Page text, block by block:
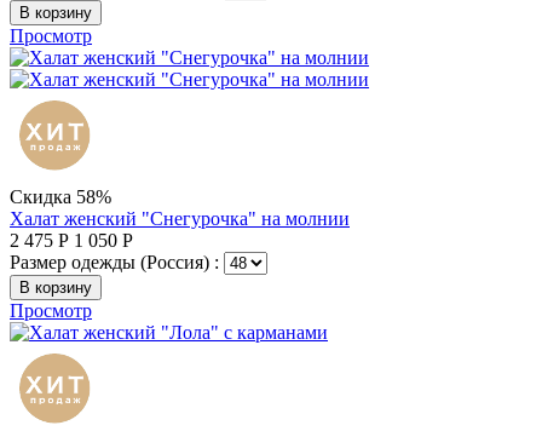
В корзину
Просмотр
Скидка 58%
Халат женский "Снегурочка" на молнии
2 475 Р 1 050 Р
Размер одежды (Россия) :
В корзину
Просмотр